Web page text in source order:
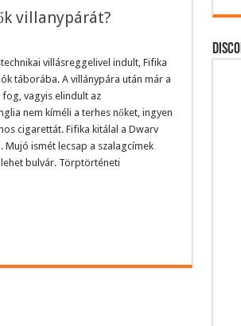
villanypárát?
villásreggelivel indult, Fifika
táborába. A villánypára után már a
vagyis elindult az
nem kíméli a terhes nőket, ingyen
cigarettát. Fifika kitálal a Dwarv
Mujó ismét lecsap a szalagcímek
bulvár. Törptörténeti